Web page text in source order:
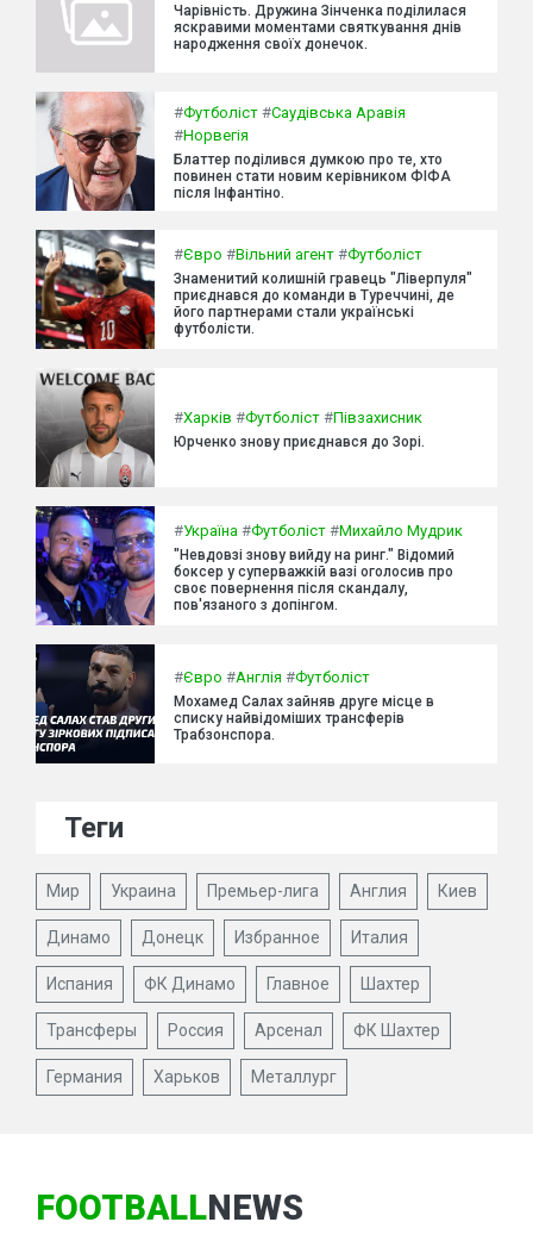
Чарівність. Дружина Зінченка поділилася
яскравими моментами святкування днів
народження своїх донечок.
#Футболіст #Саудівська Аравія
#Норвегія
Блаттер поділився думкою про те, хто
повинен стати новим керівником ФІФА
після Інфантіно.
#Євро #Вільний агент #Футболіст
Знаменитий колишній гравець "Ліверпуля"
приєднався до команди в Туреччині, де
його партнерами стали українські
футболісти.
#Харків #Футболіст #Півзахисник
Юрченко знову приєднався до Зорі.
#Україна #Футболіст #Михайло Мудрик
"Невдовзі знову вийду на ринг." Відомий
боксер у суперважкій вазі оголосив про
своє повернення після скандалу,
пов'язаного з допінгом.
#Євро #Англія #Футболіст
Мохамед Салах зайняв друге місце в
списку найвідоміших трансферів
Трабзонспора.
Теги
Мир Украина Премьер-лига Англия Киев
Динамо Донецк Избранное Италия
Испания ФК Динамо Главное Шахтер
Трансферы Россия Арсенал ФК Шахтер
Германия Харьков Металлург
FOOTBALLNEWS